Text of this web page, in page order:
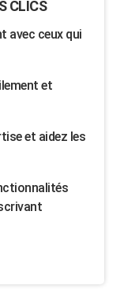
CLICS
avec ceux qui
et
et aidez les